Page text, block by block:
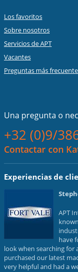
Los favoritos
Sobre nosotros
Servicios de APT
Vacantes
Preguntas más
Una pregunta o
+32 (0)9/
Contactar con
Experiencias de
APT
have
look when searching for
purchased our latest
very helpful and had a